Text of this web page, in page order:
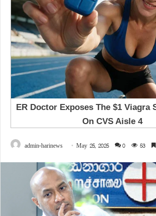
admin-harinews May 25, 2025 0 53